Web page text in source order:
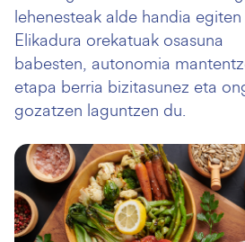
lehenesteak alde handia
Elikadura orekatuak osasuna
babesten, autonomia
etapa berria bizitasunez eta
gozatzen laguntzen du.